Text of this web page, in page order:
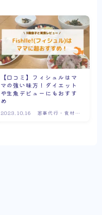
【口コミ】フィシュルはマ
マの強い味方！ダイエット
や生魚デビューにもおすす
め
2023.10.16
家事代行・食材宅